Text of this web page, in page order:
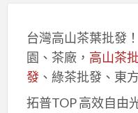
台灣高山茶葉批發
園、茶廠， 高山茶
發、綠茶批發、東
拓普TOP 高效自由